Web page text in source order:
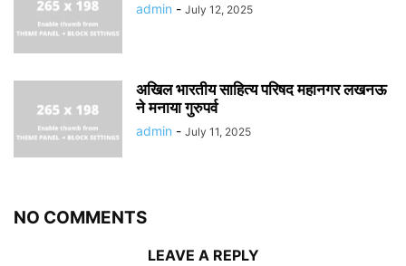
admin - July 12, 2025
अखिल भारतीय साहित्य परिषद महानगर लखनऊ
ने मनाया गुरुपर्व
admin - July 11, 2025
NO COMMENTS
LEAVE A REPLY